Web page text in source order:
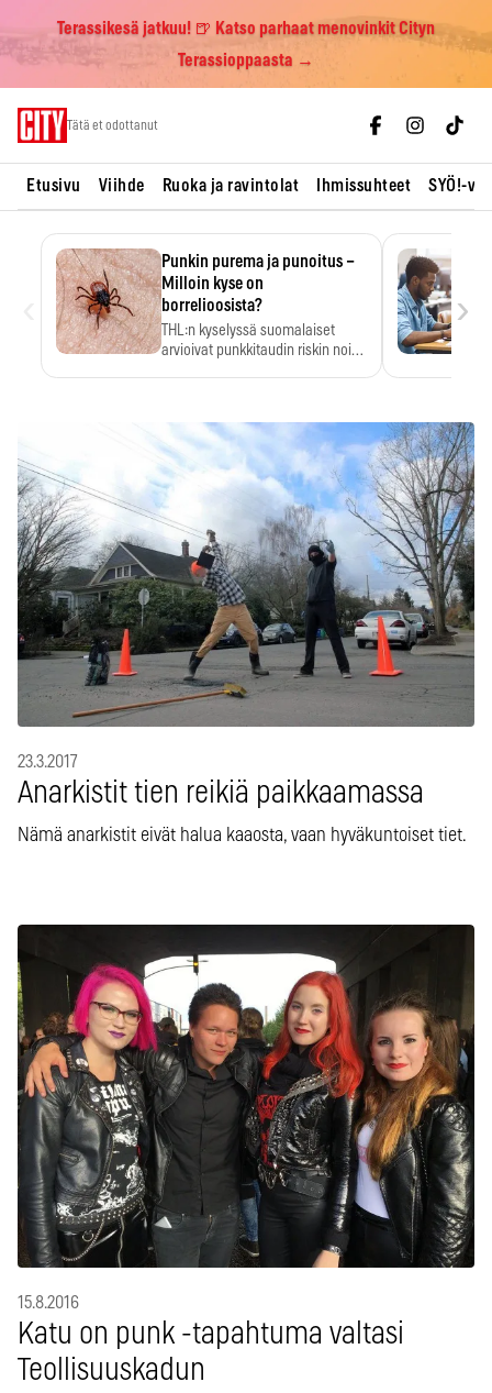
Terassikesä jatkuu! 🍺 Katso parhaat menovinkit Cityn
Terassioppaasta →
Tätä et odottanut
Etusivu Viihde Ruoka ja ravintolat Ihmissuhteet SYÖ!-
Punkin purema ja punoitus –
Milloin kyse on
borrelioosista?
THL:n kyselyssä suomalaiset
arvioivat punkkitaudin riskin noin
›
23.3.2017
Anarkistit tien reikiä paikkaamassa
Nämä anarkistit eivät halua kaaosta, vaan hyväkuntoiset tiet.
15.8.2016
Katu on punk -tapahtuma valtasi
Teollisuuskadun